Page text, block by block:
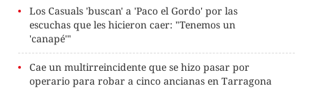
Los Casuals 'buscan' a 'Paco el Gordo' por las
escuchas que les hicieron caer: "Tenemos un
'canapé'"
Cae un multirreincidente que se hizo pasar por
operario para robar a cinco ancianas en Tarragona